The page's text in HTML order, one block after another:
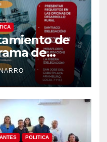
de
de
POLITICA